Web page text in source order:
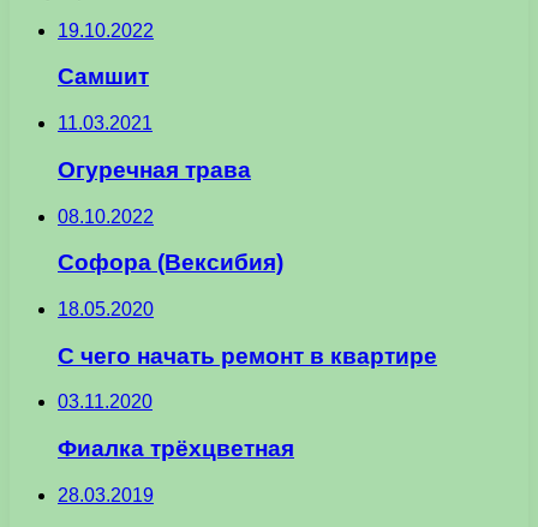
19.10.2022
Самшит
11.03.2021
Огуречная трава
08.10.2022
Софора (Вексибия)
18.05.2020
С чего начать ремонт в квартире
03.11.2020
Фиалка трёхцветная
28.03.2019